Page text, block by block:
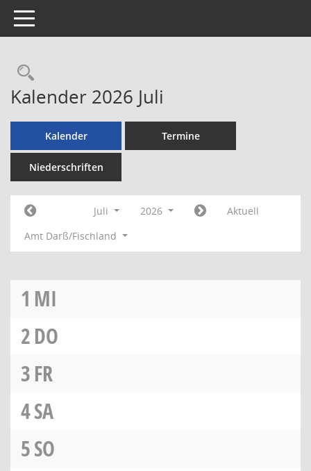
Toggle navigation
Rechercheauswahl
Kalender 2026 Juli
Kalender Termine
Niederschriften
Juli 2026
Aktuell
Amt Darß/Fischland
1 MI
2DO
3FR
4SA
5SO